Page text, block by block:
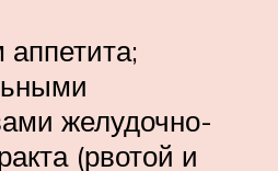
желудочно-
(рвотой и